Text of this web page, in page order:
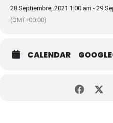
28 Septiembre, 2021 1:00 am - 29
(GMT+00:00)
CALENDAR